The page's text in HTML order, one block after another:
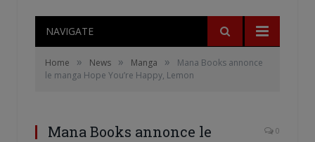
NAVIGATE
Home » News » Manga »
Mana Books annonce
le manga Hope You’re Happy, Lemon
Mana Books annonce le
0